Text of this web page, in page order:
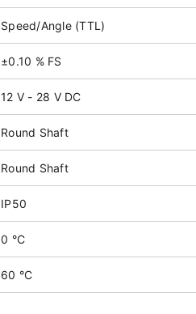
Speed/Angle (TTL)
±0.10 % FS
12 V - 28 V DC
Round Shaft
Round Shaft
IP50
0 °C
60 °C